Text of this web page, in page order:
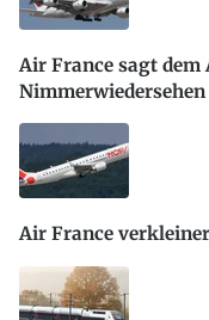
Air France sagt dem
Nimmerwiedersehen
Air France